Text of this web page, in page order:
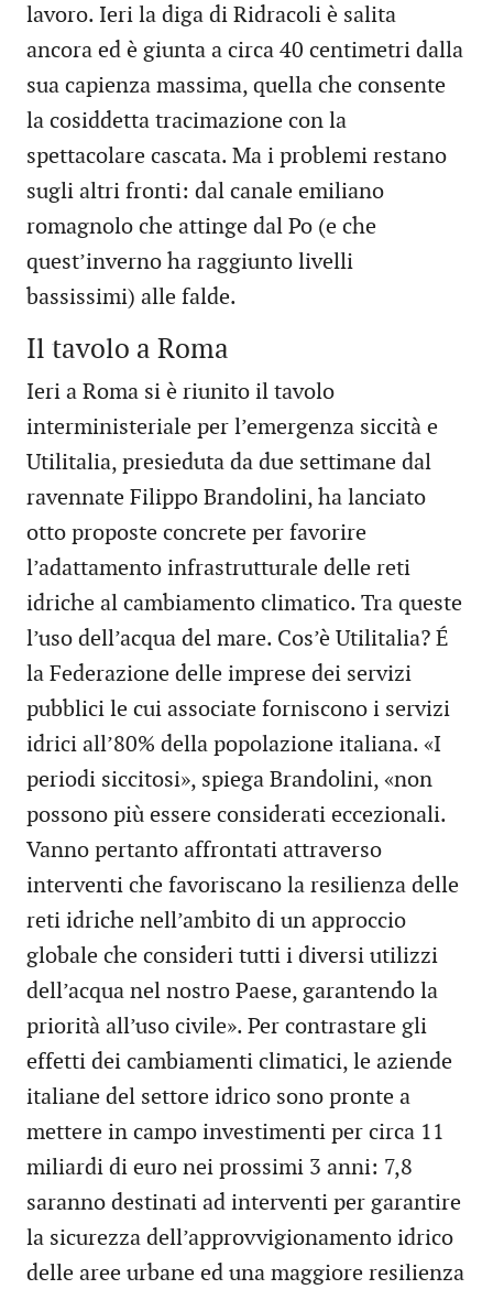
lavoro. Ieri la diga di Ridracoli è salita
ancora ed è giunta a circa 40 centimetri dalla
sua capienza massima, quella che consente
la cosiddetta tracimazione con la
spettacolare cascata. Ma i problemi restano
sugli altri fronti: dal canale emiliano
romagnolo che attinge dal Po (e che
quest’inverno ha raggiunto livelli
bassissimi) alle falde.
Il tavolo a Roma
Ieri a Roma si è riunito il tavolo
interministeriale per l’emergenza siccità e
Utilitalia, presieduta da due settimane dal
ravennate Filippo Brandolini, ha lanciato
otto proposte concrete per favorire
l’adattamento infrastrutturale delle reti
idriche al cambiamento climatico. Tra queste
l’uso dell’acqua del mare. Cos’è Utilitalia? É
la Federazione delle imprese dei servizi
pubblici le cui associate forniscono i servizi
idrici all’80% della popolazione italiana. «I
periodi siccitosi», spiega Brandolini, «non
possono più essere considerati eccezionali.
Vanno pertanto affrontati attraverso
interventi che favoriscano la resilienza delle
reti idriche nell’ambito di un approccio
globale che consideri tutti i diversi utilizzi
dell’acqua nel nostro Paese, garantendo la
priorità all’uso civile». Per contrastare gli
effetti dei cambiamenti climatici, le aziende
italiane del settore idrico sono pronte a
mettere in campo investimenti per circa 11
miliardi di euro nei prossimi 3 anni: 7,8
saranno destinati ad interventi per garantire
la sicurezza dell’approvvigionamento idrico
delle aree urbane ed una maggiore resilienza